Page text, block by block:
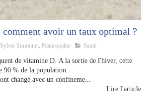
avoir un taux optimal ?
Sylvie Simonnet, Naturopathe Santé
de vitamine D. A la sortie de l'hiver, cette
90 % de la population.
changé avec un confineme...
Lire l'article